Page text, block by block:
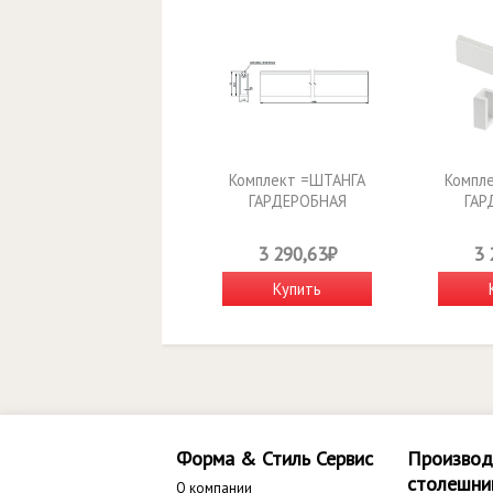
Комплект =ШТАНГА
ГАРДЕРОБНАЯ
антискользящей вставкой
12X32mm толш. 1,5mm
L=3m, + КРЕ - WG-RRPSET-
A-10
3 290,63₽
Купить
L=3m, +
3
Форма & Стиль Сервис
О компании